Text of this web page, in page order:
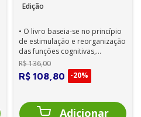
Edição
• O livro baseia-se no princípio
de estimulação e reorganização
das funções cognitivas,
essencialmente a memória,
admiti...
R$136,00
R$ 108 80 -20%